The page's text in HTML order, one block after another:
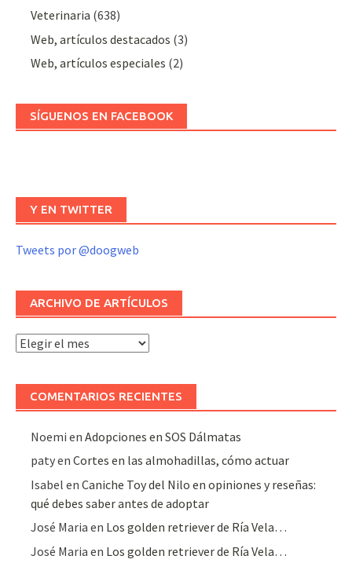
Veterinaria (638)
Web, artículos destacados (3)
Web, artículos especiales (2)
SÍGUENOS EN FACEBOOK
Y EN TWITTER
Tweets por @doogweb
ARCHIVO DE ARTÍCULOS
Archivo
COMENTARIOS RECIENTES
Noemi enAdopciones en SOS Dálmatas
patyenCortes en las almohadillas, cómo actuar
Isabel enCaniche Toy del Nilo en opiniones y reseñas:
qué debes saber antes de adoptar
José Maria en Los golden retriever de Ría Vela…
José Maria en Los golden retriever de Ría Vela…